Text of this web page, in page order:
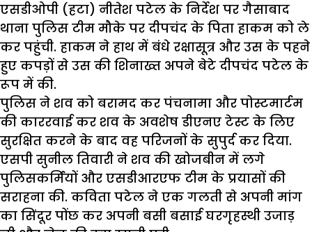
एसडीओपी (हटा) नीतेश पटेल के निर्देश पर गैसाबाद
थाना पुलिस टीम मौके पर दीपचंद के पिता हाकम को ले
कर पहुंची. हाकम ने हाथ में बंधे रक्षासूत्र और उस के पहने
हुए कपड़ों से उस की शिनाख्त अपने बेटे दीपचंद पटेल के
रूप में की.
पुलिस ने शव को बरामद कर पंचनामा और पोस्टमार्टम
की काररवाई कर शव के अवशेष डीएनए टेस्ट के लिए
सुरक्षित करने के बाद वह परिजनों के सुपुर्द कर दिया.
एसपी सुनील तिवारी ने शव की खोजबीन में लगे
पुलिसकर्मियों और एसडीआरएफ टीम के प्रयासों की
सराहना की. कविता पटेल ने एक गलती से अपनी मांग
का सिंदूर पोंछ कर अपनी बसी बसाई घरगृहस्थी उजाड़